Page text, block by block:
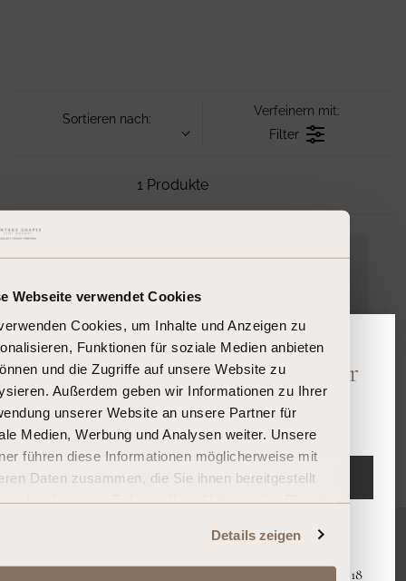
Webseite verwendet Cookies
Cookies, um Inhalte und Anzeigen zu
Funktionen für soziale Medien anbieten
und die Zugriffe auf unsere Website zu
Außerdem geben wir Informationen zu Ihrer
unserer Website an unsere Partner für
Medien, Werbung und Analysen weiter. Unsere
führen diese Informationen möglicherweise mit
Daten zusammen, die Sie ihnen bereitgestellt
Details zeigen
Bitte bestätigen Sie Ihr Alter
Sind Sie 18 Jahre oder älter?
EINTRETEN
Verlassen
Mit dem Eintreten erklären Sie, dass Sie mindestens 18
Sortieren nach:
Verfeinern mit:
Filter
1 Produkte
Parker
V
n
o
r
:
Vega Sicilia
2016
Toro
Spanien
113,00 €/l
R
E
G
U
A
85,00 €